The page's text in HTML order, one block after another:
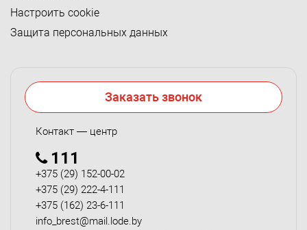
Настроить cookie
Защита персональных данных
Заказать звонок
Контакт — центр
111
+375 (29) 152-00-02
+375 (29) 222-4-111
+375 (162) 23-6-111
info_brest@mail.lode.by